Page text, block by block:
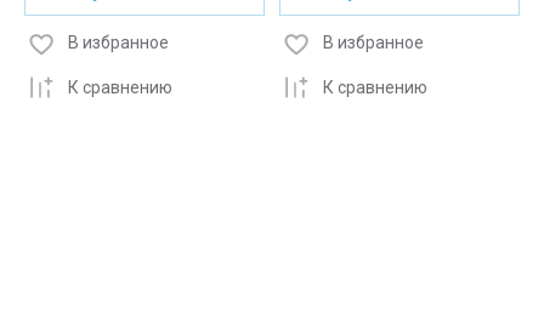
К сравнению
В избранное
К сравнению
В избранное